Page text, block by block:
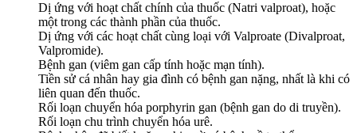
Dị ứng với hoạt chất chính của thuốc (Natri valproat), hoặc
một trong các thành phần của thuốc.
Dị ứng với các hoạt chất cùng loại với Valproate (Divalproat,
Valpromide).
Bệnh gan (viêm gan cấp tính hoặc mạn tính).
Tiền sử cá nhân hay gia đình có bệnh gan nặng, nhất là khi có
liên quan đến thuốc.
Rối loạn chuyển hóa porphyrin gan (bệnh gan do di truyền).
Rối loạn chu trình chuyển hóa urê.